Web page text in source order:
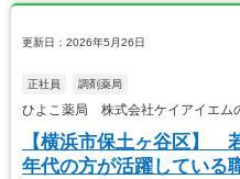
更新日：2026年5月26日
正社員 調剤薬局
ひよこ薬局 株式会社ケイアイエム
【横浜市保土ヶ谷区】
年代の方が活躍している